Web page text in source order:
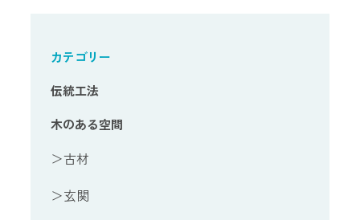
カテゴリー
伝統工法
木のある空間
＞古材
＞玄関